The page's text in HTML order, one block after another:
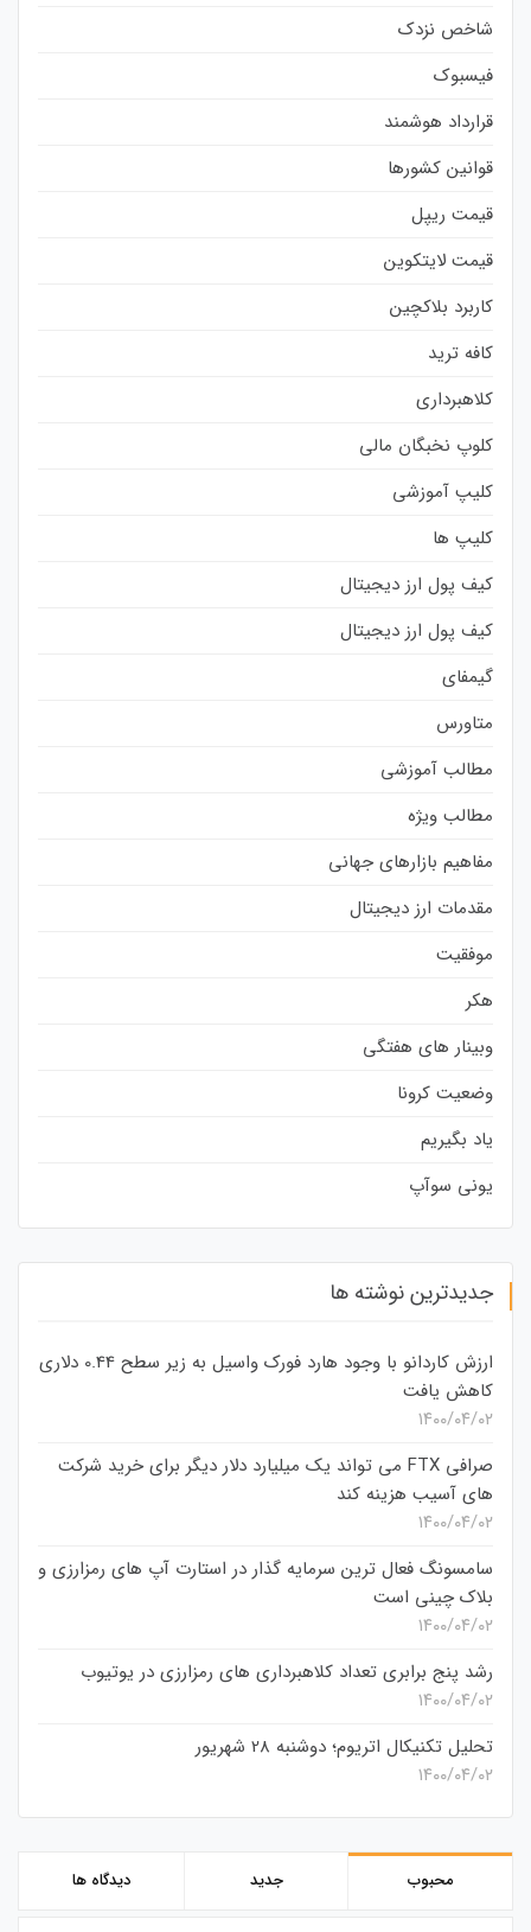
شاخص نزدک
فیسبوک
قرارداد هوشمند
قوانین کشورها
قیمت ریپل
قیمت لایتکوین
کاربرد بلاکچین
کافه ترید
کلاهبرداری
کلوپ نخبگان مالی
کلیپ آموزشی
کلیپ ها
کیف پول ارز دیجیتال
کیف پول ارز دیجیتال
گیمفای
متاورس
مطالب آموزشی
مطالب ویژه
مفاهیم بازارهای جهانی
مقدمات ارز دیجیتال
موفقیت
هکر
وبینار های هفتگی
وضعیت کرونا
یاد بگیریم
یونی سوآپ
جدیدترین نوشته ها
ارزش کاردانو با وجود هارد فورک واسیل به زیر سطح 0.44 دلاری
کاهش یافت
۱۴۰۰/۰۴/۰۲
صرافی FTX می تواند یک میلیارد دلار دیگر برای خرید شرکت
های آسیب هزینه کند
۱۴۰۰/۰۴/۰۲
سامسونگ فعال‌ ترین سرمایه‌ گذار در استارت‌ آپ‌ های رمزارزی و
بلاک چینی است
۱۴۰۰/۰۴/۰۲
رشد پنج برابری تعداد کلاهبرداری های رمزارزی در یوتیوب
۱۴۰۰/۰۴/۰۲
تحلیل تکنیکال اتریوم؛ دوشنبه 28 شهریور
۱۴۰۰/۰۴/۰۲
محبوب جدید دیدگاه ها